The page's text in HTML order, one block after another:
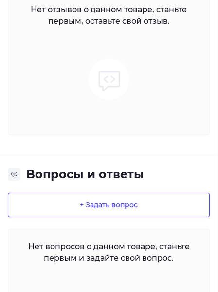
Нет отзывов о данном товаре, станьте
первым, оставьте свой отзыв.
Вопросы и ответы
+ Задать вопрос
Нет вопросов о данном товаре, станьте
первым и задайте свой вопрос.